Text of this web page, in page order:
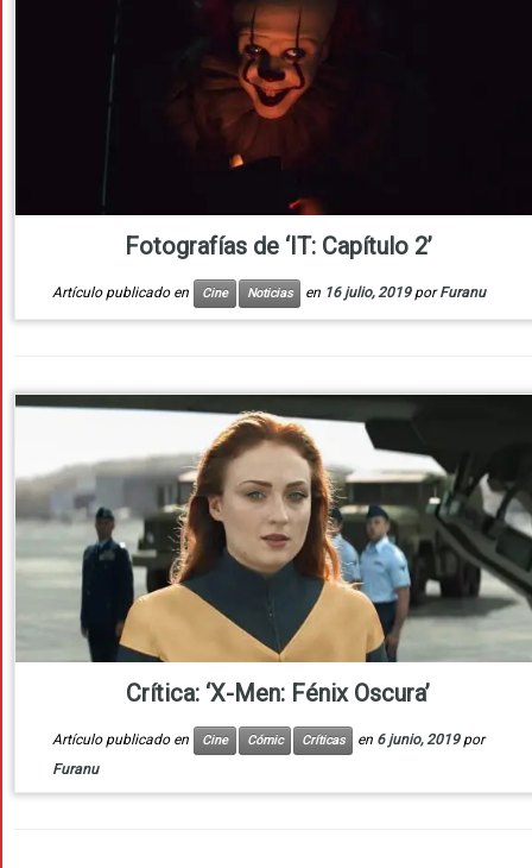
Fotografías de ‘IT: Capítulo 2’
Artículo publicado en Cine Noticias en 16 julio, 2019 porFuranu
Crítica: ‘X-Men: Fénix Oscura’
Artículo publicado en Cine Cómic Críticas en 6 junio, 2019 por
Furanu